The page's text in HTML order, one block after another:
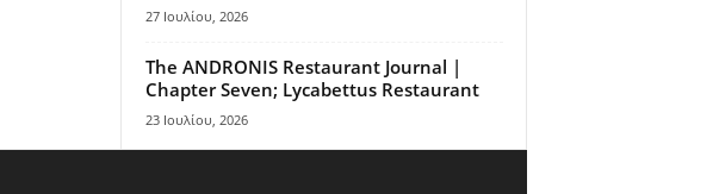
27 Ιουλίου, 2026
The ANDRONIS Restaurant Journal |
Chapter Seven; Lycabettus Restaurant
23 Ιουλίου, 2026